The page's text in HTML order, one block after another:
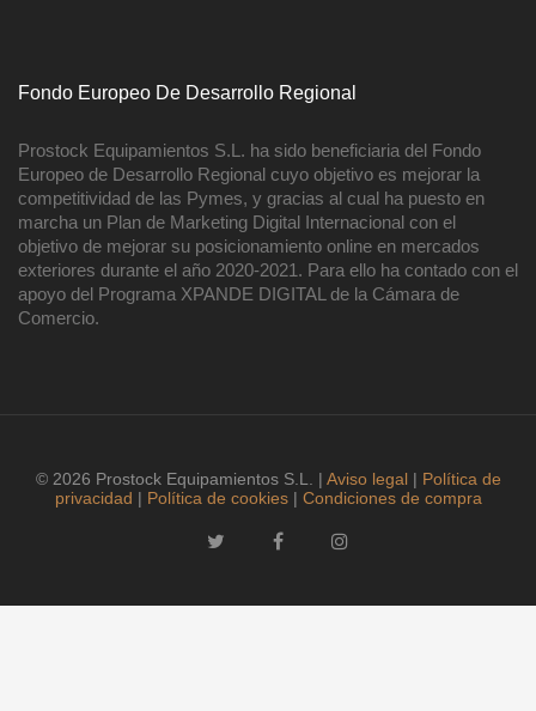
Fondo Europeo De Desarrollo Regional
Prostock Equipamientos S.L. ha sido beneficiaria del Fondo
Europeo de Desarrollo Regional cuyo objetivo es mejorar la
competitividad de las Pymes, y gracias al cual ha puesto en
marcha un Plan de Marketing Digital Internacional con el
objetivo de mejorar su posicionamiento online en mercados
exteriores durante el año 2020-2021. Para ello ha contado con el
apoyo del Programa XPANDE DIGITAL de la Cámara de
Comercio.
© 2026 Prostock Equipamientos S.L. | Aviso legal| Política de
privacidad | Política de cookies| Condiciones de compra